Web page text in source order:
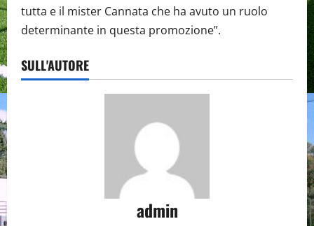
tutta e il mister Cannata che ha avuto un ruolo
determinante in questa promozione”.
SULL'AUTORE
admin